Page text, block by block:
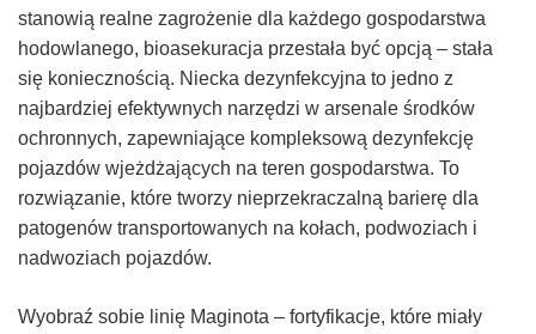
stanowią realne zagrożenie dla każdego gospodarstwa
hodowlanego, bioasekuracja przestała być opcją – stała
się koniecznością. Niecka dezynfekcyjna to jedno z
najbardziej efektywnych narzędzi w arsenale środków
ochronnych, zapewniające kompleksową dezynfekcję
pojazdów wjeżdżających na teren gospodarstwa. To
rozwiązanie, które tworzy nieprzekraczalną barierę dla
patogenów transportowanych na kołach, podwoziach i
nadwoziach pojazdów.
Wyobraź sobie linię Maginota – fortyfikacje, które miały